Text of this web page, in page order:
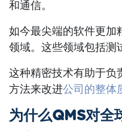
和通信。
如今最尖端的软件更加
领域。这些领域包括测
这种精密技术有助于负
方法来改进公司的整体
为什么QMS对全